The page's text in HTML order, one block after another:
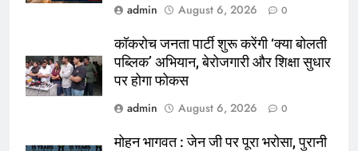
admin
August 6, 2026 0
कॉकरोच जनता पार्टी शुरू करेंगी ‘क्या बोलती
पब्लिक’ अभियान, बेरोजगारी और शिक्षा सुधार
पर होगा फोकस
admin
August 6, 2026 0
मोहन भागवत : जेन जी पर पूरा भरोसा, पुरानी